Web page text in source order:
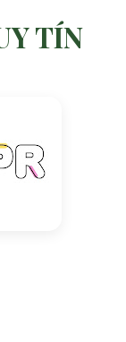
TÍN